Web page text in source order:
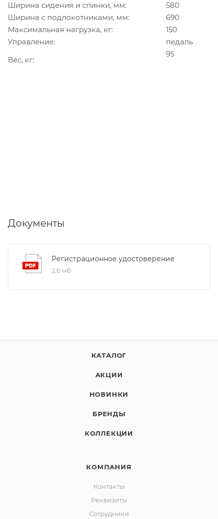
Ширина сидения и спинки, мм:
580
Ширина с подлокотниками, мм:
690
Максимальная нагрузка, кг:
150
Управление:
педаль
Вес, кг:
95
Документы
Регистрационное удостоверение
2,6 мб
КАТАЛОГ
АКЦИИ
НОВИНКИ
БРЕНДЫ
КОЛЛЕКЦИИ
КОМПАНИЯ
Контакты
Реквизиты
Сотрудники